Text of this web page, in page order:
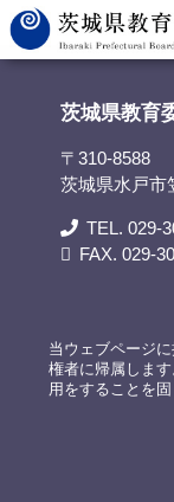
茨城県教育委員会>資料
茨城県教育
〒310-8588
茨城県水戸市
TEL. 029-
FAX. 029-
当ウェブページ
権者に帰属しま
用をすることを固